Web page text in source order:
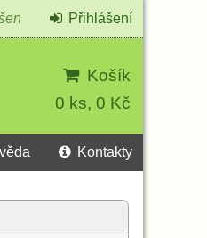
Košík
0 ks, 0 Kč
Přihlášení
Kontakty